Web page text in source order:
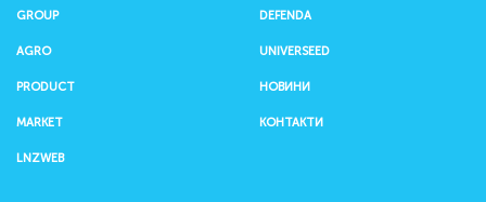
GROUP
AGRO
PRODUCT
MARKET
DEFENDA
UNIVERSEED
НОВИНИ
КОНТАКТИ
LNZWEB